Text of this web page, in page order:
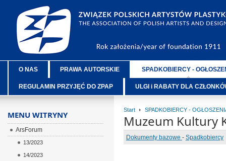
O NAS PRAWA AUTORSKIE SPADKOBIERCY -
REGULAMIN PRZYJĘĆ DO ZPAP ULGI i RABATY DLA
Start SPADKOBIERCY -
Muzeum Kultury
Dokumenty bazowe - Spadkobiercy
MENU WITRYNY
ArsForum
13/2023
14/2023